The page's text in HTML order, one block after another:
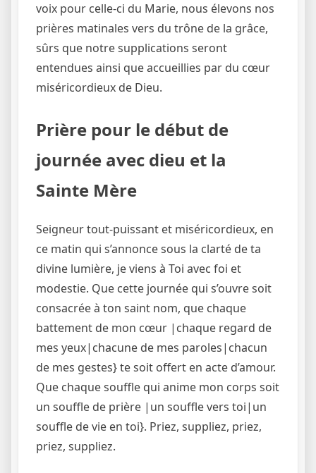
voix pour celle-ci du Marie, nous élevons nos
prières matinales vers du trône de la grâce,
sûrs que notre supplications seront
entendues ainsi que accueillies par du cœur
miséricordieux de Dieu.
Prière pour le début de
journée avec dieu et la
Sainte Mère
Seigneur tout-puissant et miséricordieux, en
ce matin qui s’annonce sous la clarté de ta
divine lumière, je viens à Toi avec foi et
modestie. Que cette journée qui s’ouvre soit
consacrée à ton saint nom, que chaque
battement de mon cœur |chaque regard de
mes yeux|chacune de mes paroles|chacun
de mes gestes} te soit offert en acte d’amour.
Que chaque souffle qui anime mon corps soit
un souffle de prière |un souffle vers toi|un
souffle de vie en toi}. Priez, suppliez, priez,
priez, suppliez.